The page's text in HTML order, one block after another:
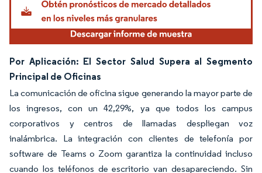
Por Aplicación: El Sector Salud Supera al Segmento
Principal de Oficinas
La comunicación de oficina sigue generando la mayor parte de
los ingresos, con un 42,29%, ya que todos los campus
corporativos y centros de llamadas despliegan voz
inalámbrica. La integración con clientes de telefonía por
software de Teams o Zoom garantiza la continuidad incluso
cuando los teléfonos de escritorio van desapareciendo. Sin